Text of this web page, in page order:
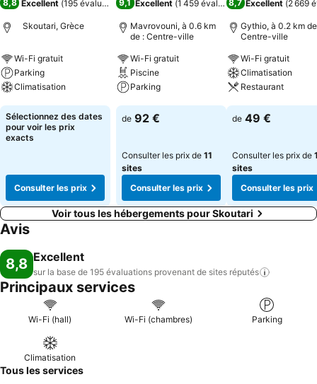
8,8 Excellent (195 évaluations)
Skoutari, Grèce
Wi-Fi gratuit
Parking
Climatisation
Consulter les prix
Sélectionnez des dates
pour voir les prix
exacts
Consulter les prix
9,1 Excellent (1 459 évaluations)
Mavrovouni, à 0.6 km
de : Centre-ville
Wi-Fi gratuit
Piscine
Parking
Consulter les prix
de 92 €
Consulter les prix de 11
sites
Consulter les prix
8,7 Excellent (2 669
Gythio, à 0.2 km
Centre-ville
Wi-Fi gratuit
Climatisation
Restaurant
Consulter les
de 49 €
Consulter les prix de
sites
Consulter les prix
Voir tous les hébergements pour Skoutari
Avis
8,8 Excellent
sur la base de 195 évaluations provenant de sites réputés
Principaux services
Wi-Fi (hall) Wi-Fi (chambres) Parking
Climatisation
Tous les services